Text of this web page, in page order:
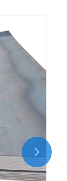
